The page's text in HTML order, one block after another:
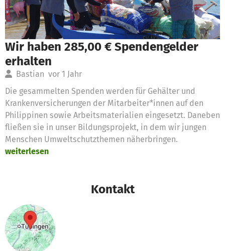
Wir haben 285,00 € Spendengelder
erhalten
Bastian vor 1 Jahr
Die gesammelten Spenden werden für Gehälter und
Krankenversicherungen der Mitarbeiter*innen auf den
Philippinen sowie Arbeitsmaterialien eingesetzt. Daneben
fließen sie in unser Bildungsprojekt, in dem wir jungen
Menschen Umweltschutzthemen näherbringen.
weiterlesen
Kontakt